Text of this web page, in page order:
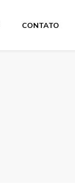
CONTATO